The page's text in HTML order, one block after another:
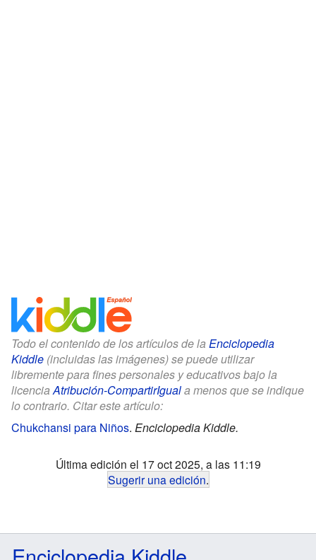
Todo el contenido de los artículos de la Enciclopedia
Kiddle (incluidas las imágenes) se puede utilizar
libremente para fines personales y educativos bajo la
licenciaAtribución-CompartirIguala menos que se indique
lo contrario. Citar este artículo:
Chukchansi para Niños. Enciclopedia Kiddle.
Última edición el 17 oct 2025, a las 11:19
Sugerir una edición.